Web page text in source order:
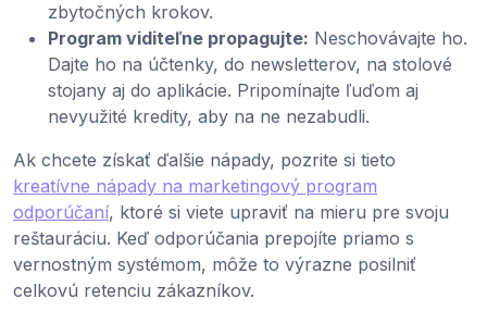
zbytočných krokov.
Program viditeľne propagujte: Neschovávajte ho.
Dajte ho na účtenky, do newsletterov, na stolové
stojany aj do aplikácie. Pripomínajte ľuďom aj
nevyužité kredity, aby na ne nezabudli.
Ak chcete získať ďalšie nápady, pozrite si tieto
kreatívne nápady na marketingový program
odporúčaní, ktoré si viete upraviť na mieru pre svoju
reštauráciu. Keď odporúčania prepojíte priamo s
vernostným systémom, môže to výrazne posilniť
celkovú retenciu zákazníkov.